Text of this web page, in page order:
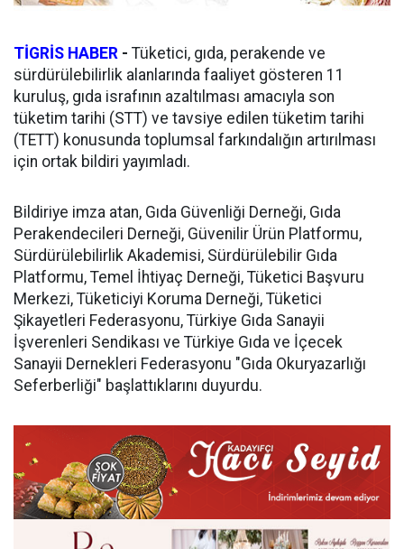
TİGRİS HABER - Tüketici, gıda, perakende ve
sürdürülebilirlik alanlarında faaliyet gösteren 11
kuruluş, gıda israfının azaltılması amacıyla son
tüketim tarihi (STT) ve tavsiye edilen tüketim tarihi
(TETT) konusunda toplumsal farkındalığın artırılması
için ortak bildiri yayımladı.
Bildiriye imza atan, Gıda Güvenliği Derneği, Gıda
Perakendecileri Derneği, Güvenilir Ürün Platformu,
Sürdürülebilirlik Akademisi, Sürdürülebilir Gıda
Platformu, Temel İhtiyaç Derneği, Tüketici Başvuru
Merkezi, Tüketiciyi Koruma Derneği, Tüketici
Şikayetleri Federasyonu, Türkiye Gıda Sanayii
İşverenleri Sendikası ve Türkiye Gıda ve İçecek
Sanayii Dernekleri Federasyonu "Gıda Okuryazarlığı
Seferberliği" başlattıklarını duyurdu.